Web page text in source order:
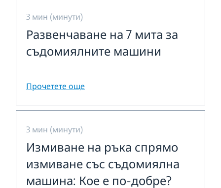
3 мин (минути)
Развенчаване на 7 мита за
съдомиялните машини
Прочетете още
3 мин (минути)
Измиване на ръка спрямо
измиване със съдомиялна
машина: Кое е по-добре?